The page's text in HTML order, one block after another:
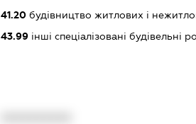
41.20 будівництво житлових і
43.99 інші спеціалізовані будівельні